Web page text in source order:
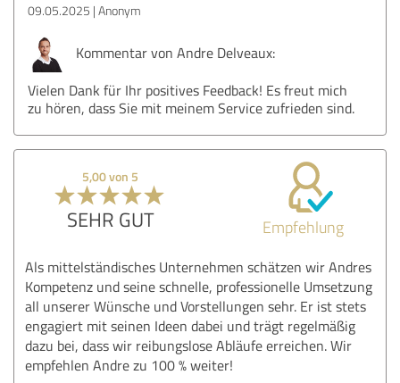
09.05.2025 Anonym
Kommentar von Andre Delveaux:
Vielen Dank für Ihr positives Feedback! Es freut mich
zu hören, dass Sie mit meinem Service zufrieden sind.
5,00 von 5
SEHR GUT Empfehlung
Als mittelständisches Unternehmen schätzen wir Andres
Kompetenz und seine schnelle, professionelle Umsetzung
all unserer Wünsche und Vorstellungen sehr. Er ist stets
engagiert mit seinen Ideen dabei und trägt regelmäßig
dazu bei, dass wir reibungslose Abläufe erreichen. Wir
empfehlen Andre zu 100 % weiter!